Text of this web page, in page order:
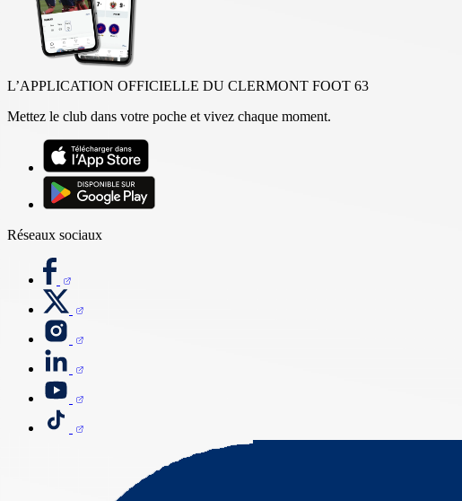
L’APPLICATION OFFICIELLE DU CLERMONT FOOT 63
Mettez le club dans votre poche et vivez chaque moment.
Réseaux sociaux